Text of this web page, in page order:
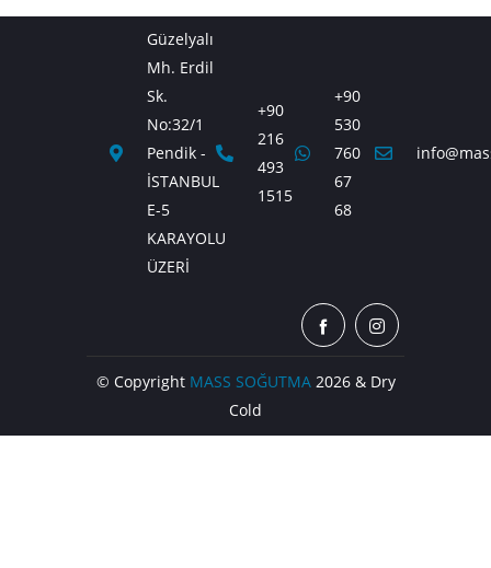
Güzelyalı
Mh. Erdil
Sk.
No:32/1
Pendik -
İSTANBUL
E-5
KARAYOLU
ÜZERİ
+90
216
493
1515
+90
530
760
67
68
© CopyrightMASS SOĞUTMA2026 & Dry
Cold